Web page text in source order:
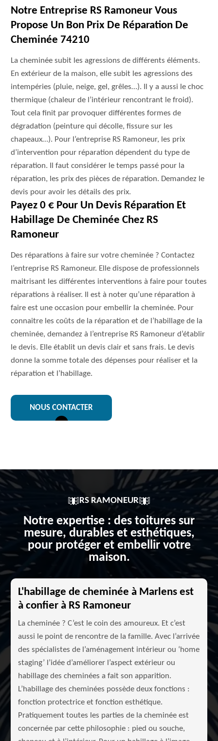
Notre Entreprise RS Ramoneur Vous
Propose Un Bon Prix De Réparation De
Cheminée 74210
La cheminée subit les agressions de différents éléments.
En extérieur de la maison, elle subit les agressions des
intempéries (pluie, neige, gel, grêles…). Il y a aussi le choc
thermique (chaleur de l’intérieur rencontrant le froid).
Tout cela finit par provoquer différentes formes de
dégradation (peinture qui décolle, fissure sur les
chapeaux…). Pour l’entreprise RS Ramoneur, les prix
d’intervention pour réparation dépendent du type de
réparation. Il faut considérer le temps passé pour la
réparation, les prix des pièces de réparation. Demandez le
devis pour avoir les détails des prix.
Payez 0 € Pour Un Devis Réparation Et
Habillage De Cheminée Chez RS
Ramoneur
Des réparations à faire sur votre cheminée ? Contactez
l’entreprise RS Ramoneur. Elle dispose de professionnels
maitrisant les différentes interventions à faire pour toutes
réparations à réaliser. Il est à noter qu’une réparation à
faire est une occasion pour embellir la cheminée. Pour
connaitre les coûts de la réparation et de l’habillage de la
cheminée, demandez à l’entreprise RS Ramoneur d’établir
le devis. Elle établit un devis clair et sans frais. Le devis
donne la somme totale des dépenses pour réaliser et la
réparation et l’habillage.
NOUS CONTACTER
RS RAMONEUR
Notre expertise : des toitures sur
mesure, durables et esthétiques,
pour protéger et embellir votre
maison.
L'habillage de cheminée à Marlens est
à confier à RS Ramoneur
La cheminée ? C’est le coin des amoureux. Et c’est
aussi le point de rencontre de la famille. Avec l’arrivée
des spécialistes de l’aménagement intérieur ou ‘home
staging’ l’idée d’améliorer l’aspect extérieur ou
habillage des cheminées a fait son apparition.
L’habillage des cheminées possède deux fonctions :
fonction protectrice et fonction esthétique.
Pratiquement toutes les parties de la cheminée est
concernée par cette philosophie : pied ou souche,